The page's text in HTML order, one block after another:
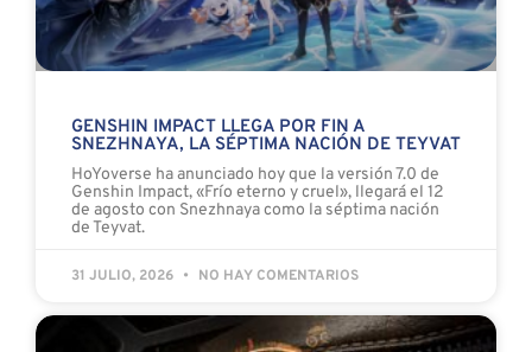
GENSHIN IMPACT LLEGA POR FIN A
SNEZHNAYA, LA SÉPTIMA NACIÓN DE TEYVAT
HoYoverse ha anunciado hoy que la versión 7.0 de
Genshin Impact, «Frío eterno y cruel», llegará el 12
de agosto con Snezhnaya como la séptima nación
de Teyvat.
31 JULIO, 2026 NO HAY COMENTARIOS